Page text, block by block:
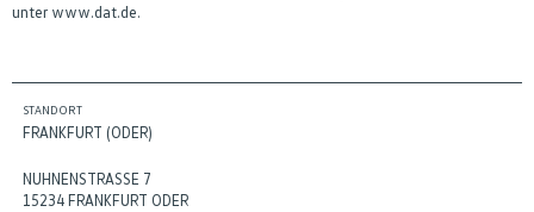
unter www.dat.de.
STANDORT
FRANKFURT (ODER)
NUHNENSTRASSE 7
15234 FRANKFURT ODER